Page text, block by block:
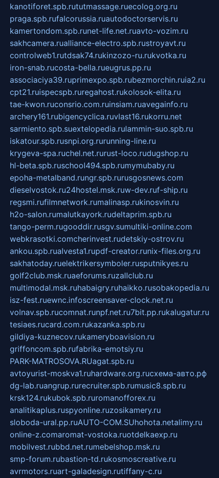
kanotiforet.spb.rututmassage.ruecolog.org.ru
praga.spb.rufalcorussia.ruautodoctorservis.ru
kamertondom.spb.runet-life.net.ruavto-vozim.ru
sakhcamera.rualliance-electro.spb.rustroyavt.ru
controlweb1.rutdsak74.rukinzozo-ru.rukvotka.ru
iron-snab.rucosta-bella.rueugrus.pp.ru
associaciya39.ruprimexpo.spb.rubezmorchin.ruia2.ru
cpt21.ruispecspb.ruregahost.rukolosok-elita.ru
tae-kwon.ruconsrio.com.ruinsiam.ruavegainfo.ru
archery161.rubigencyclica.ruvlast16.rukorru.net
sarmiento.spb.suextelopedia.rulammin-suo.spb.ru
iskatour.spb.rusnpi.org.rurunning-line.ru
krygeva-spa.ruchel.net.rurust-loco.rudugshop.ru
hl-beta.spb.ruschool494.spb.rumymubaby.ru
epoha-metalband.rungr.spb.rurusgosnews.com
dieselvostok.ru24hostel.msk.ruw-dev.ruf-ship.ru
regsmi.rufilmnetwork.rumalinasp.rukinosvin.ru
h2o-salon.rumalutkayork.rudeltaprim.spb.ru
tango-perm.rugooddir.rusgv.sumultiki-online.com
webkrasotki.comcherinvest.rudetskiy-ostrov.ru
ankou.spb.rualvesta1.rupdf-creator.runix-files.org.ru
sakhatoday.ruelektrikersymboler.rusputnikyes.ru
golf2club.msk.ruaeforums.ruzallclub.ru
multimodal.msk.ruhabaigry.ruhaikko.rusobakopedia.ru
isz-fest.ruewnc.infoscreensaver-clock.net.ru
volnav.spb.rucomnat.runpf.net.ru7bit.pp.rukalugatur.ru
tesiaes.rucard.com.rukazanka.spb.ru
gildiya-kuznecov.rukameryboavision.ru
griffoncom.spb.rufabrika-emotsiy.ru
PARK-MATROSOVA.RUagat.spb.ru
avtoyurist-moskva1.ruhardware.org.ruсхема-авто.рф
dg-lab.ruangrup.rurecruiter.spb.rumusic8.spb.ru
krsk124.rukubok.spb.ruromanofforex.ru
analitikaplus.ruspyonline.ruzosikamery.ru
sloboda-ural.pp.ruAUTO-COM.SUhohota.netalimy.ru
online-z.comaromat-vostoka.ruotdelkaexp.ru
mobilvest.rubbd.net.rumebelshop.msk.ru
smp-forum.rubastion-td.rukosmoscreative.ru
avrmotors.ruart-galadesign.rutiffany-c.ru